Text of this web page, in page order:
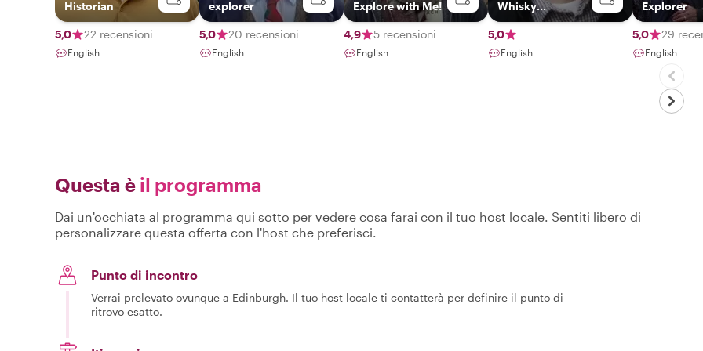
Historian
5,0 22 recensioni
English
explorer
5,0 20 recensioni
English
Explore with Me!
4,9 5 recensioni
English
Whisky
Highlander
5,0
English
Explorer
5,0 29
English
Questa è il programma
Dai un'occhiata al programma qui sotto per vedere cosa farai con il tuo host locale. Sentiti libero di
personalizzare questa offerta con l'host che preferisci.
Punto di incontro
Verrai prelevato ovunque a Edinburgh. Il tuo host locale ti contatterà per definire il punto di
ritrovo esatto.